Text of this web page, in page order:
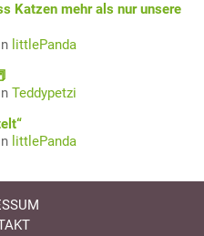
Katzen mehr als nur unsere
littlePanda
Teddypetzi
littlePanda